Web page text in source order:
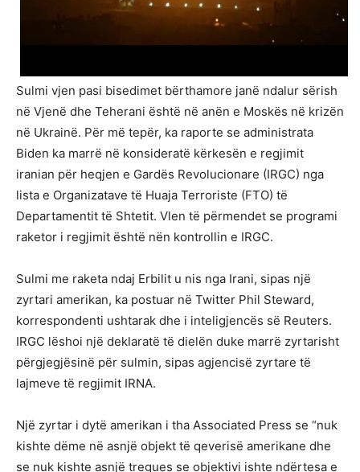
Sulmi vjen pasi bisedimet bërthamore janë ndalur sërish
në Vjenë dhe Teherani është në anën e Moskës në krizën
në Ukrainë. Për më tepër, ka raporte se administrata
Biden ka marrë në konsideratë kërkesën e regjimit
iranian për heqjen e Gardës Revolucionare (IRGC) nga
lista e Organizatave të Huaja Terroriste (FTO) të
Departamentit të Shtetit. Vlen të përmendet se programi
raketor i regjimit është nën kontrollin e IRGC.
Sulmi me raketa ndaj Erbilit u nis nga Irani, sipas një
zyrtari amerikan, ka postuar në Twitter Phil Steward,
korrespondenti ushtarak dhe i inteligjencës së Reuters.
IRGC lëshoi ​​një deklaratë të dielën duke marrë zyrtarisht
përgjegjësinë për sulmin, sipas agjencisë zyrtare të
lajmeve të regjimit IRNA.
Një zyrtar i dytë amerikan i tha Associated Press se “nuk
kishte dëme në asnjë objekt të qeverisë amerikane dhe
se nuk kishte asnjë tregues se objektivi ishte ndërtesa e